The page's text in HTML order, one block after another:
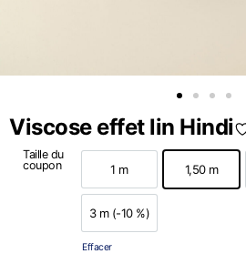
Viscose effet lin Hindi
Taille du
coupon
1 m 1,50 m
3 m (-10 %)
3 m (-10 %)
Effacer